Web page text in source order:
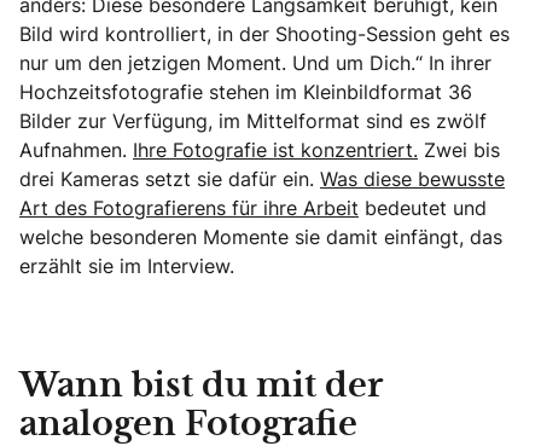
Bild wird kontrolliert, in der Shooting-Session geht es
nur um den jetzigen Moment. Und um Dich.“ In ihrer
Hochzeitsfotografie stehen im Kleinbildformat 36
Bilder zur Verfügung, im Mittelformat sind es zwölf
Aufnahmen. Ihre Fotografie ist konzentriert. Zwei bis
drei Kameras setzt sie dafür ein. Was diese bewusste
Art des Fotografierens für ihre Arbeit bedeutet und
welche besonderen Momente sie damit einfängt, das
erzählt sie im Interview.
Wann bist du mit der
analogen Fotografie